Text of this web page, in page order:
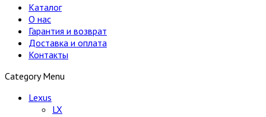
Каталог
О нас
Гарантия и возврат
Доставка и оплата
Контакты
Category Menu
Lexus
LX